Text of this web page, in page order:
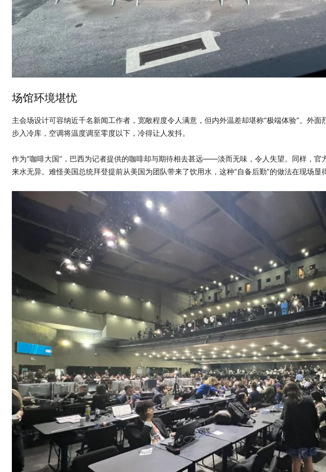
场馆环境堪忧
主会场设计可容纳近千名新闻工作者，宽敞程度令人满意，但内外温差却堪称“极端体验”。外
步入冷库，空调将温度调至零度以下，冷得让人发抖。
作为“咖啡大国”，巴西为记者提供的咖啡却与期待相去甚远——淡而无味，令人失望。同样，官
来水无异。难怪美国总统拜登提前从美国为团队带来了饮用水，这种“自备后勤”的做法在现场显